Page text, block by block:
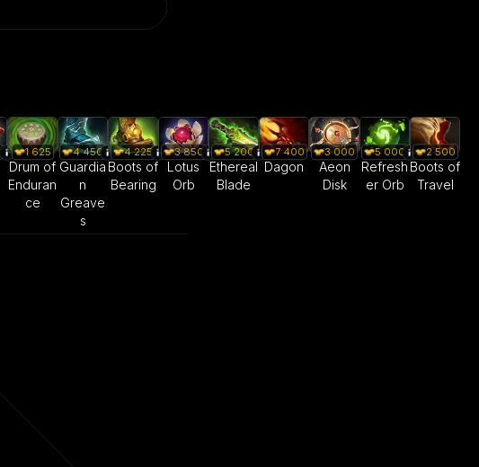
1 625
Drum of
Enduran
ce
4 450
Guardia
n
Greave
s
4 225
Boots of
Bearing
3 850
Lotus
Orb
5 200
Ethereal
Blade
7 400
Dagon
3 000
Aeon
Disk
5 000
Refresh
er Orb
2 500
Boots of
Travel